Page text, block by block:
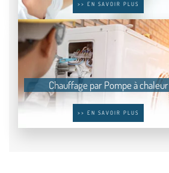
>> EN SAVOIR PLUS
Chauffage par Pompe à chaleur
>> EN SAVOIR PLUS